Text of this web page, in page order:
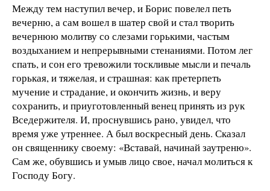
Между тем наступил вечер, и Борис повелел петь
вечерню, а сам вошел в шатер свой и стал творить
вечернюю молитву со слезами горькими, частым
воздыханием и непрерывными стенаниями. Потом лег
спать, и сон его тревожили тоскливые мысли и печаль
горькая, и тяжелая, и страшная: как претерпеть
мучение и страдание, и окончить жизнь, и веру
сохранить, и приуготовленный венец принять из рук
Вседержителя. И, проснувшись рано, увидел, что
время уже утреннее. А был воскресный день. Сказал
он священнику своему: «Вставай, начинай заутреню».
Сам же, обувшись и умыв лицо свое, начал молиться к
Господу Богу.